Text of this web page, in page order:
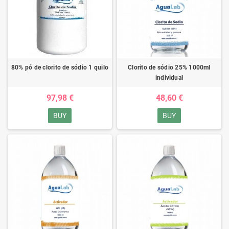
80% pó de clorito de sódio 1 quilo
97,98 €
BUY
Clorito de sódio 25% 1000ml
individual
48,60 €
BUY